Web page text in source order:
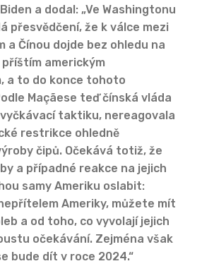
a dodal: „Ve Washingtonu
přesvědčení, že k válce mezi
a Čínou dojde bez ohledu na
americkým
a to do konce tohoto
Maçãese teď čínská vláda
taktiku, nereagovala
restrikce ohledně
čipů. Očekává totiž, že
a případné reakce na jejich
samy Ameriku oslabit:
Ameriky, můžete mít
a od toho, co vyvolají jejich
očekávání. Zejména však
bude dít v roce 2024.“